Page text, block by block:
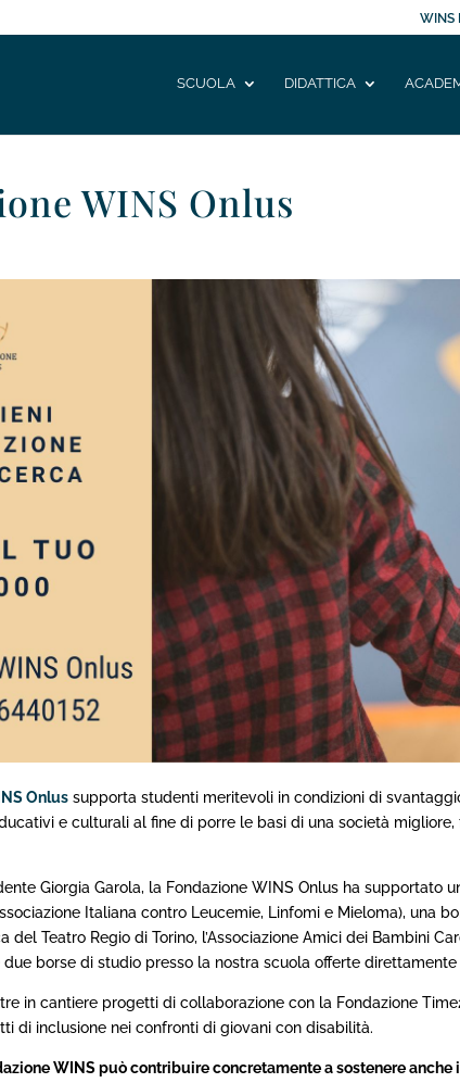
WINS
SCUOLA DIDATTICA
WINS Onlus
Onlus supporta studenti meritevoli in condizioni di
e culturali al fine di porre le basi di una società
Giorgia Garola, la Fondazione WINS Onlus ha supportato
Italiana contro Leucemie, Linfomi e Mieloma), una
del Teatro Regio di Torino, l’Associazione Amici dei Bambini
due borse di studio presso la nostra scuola offerte
in cantiere progetti di collaborazione con la Fondazione
di inclusione nei confronti di giovani con disabilità.
WINSpuò contribuire concretamente a sostenere